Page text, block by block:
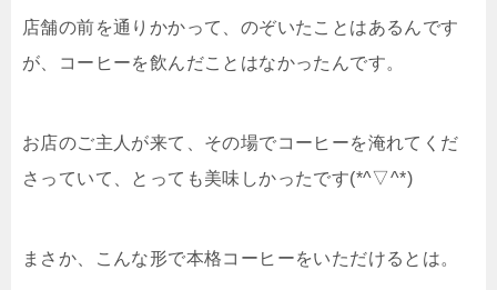
店舗の前を通りかかって、のぞいたことはあるんです
が、コーヒーを飲んだことはなかったんです。
お店のご主人が来て、その場でコーヒーを淹れてくだ
さっていて、とっても美味しかったです(*^▽^*)
まさか、こんな形で本格コーヒーをいただけるとは。